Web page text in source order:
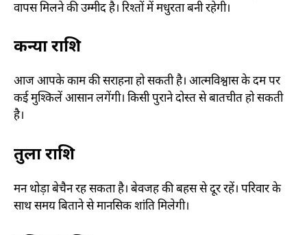
वापस मिलने की उम्मीद है। रिश्तों में मधुरता बनी रहेगी।
कन्या राशि
आज आपके काम की सराहना हो सकती है। आत्मविश्वास के दम पर
कई मुश्किलें आसान लगेंगी। किसी पुराने दोस्त से बातचीत हो सकती
है।
तुला राशि
मन थोड़ा बेचैन रह सकता है। बेवजह की बहस से दूर रहें। परिवार के
साथ समय बिताने से मानसिक शांति मिलेगी।